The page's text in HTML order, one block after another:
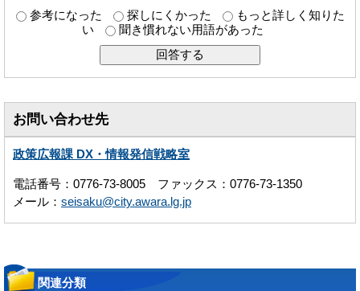
参考になった 探しにくかった
もっと詳しく知りた
い
聞き慣れない用語があった
お問い合わせ先
政策広報課 DX・情報発信戦略室
電話番号：0776-73-8005 ファックス：0776-73-1350
メール： seisaku@city.awara.lg.jp
関連分類